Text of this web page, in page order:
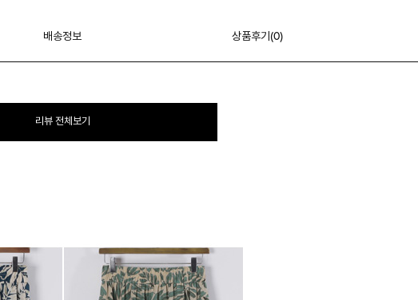
배송정보 상품후기(0)
리뷰 전체보기